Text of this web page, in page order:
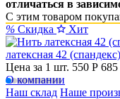
отличаться в
С этим товаром
% Скидка
Хит
латексная 42
Цена за 1 шт. 550 Р 685
О компании
Наш склад Наше